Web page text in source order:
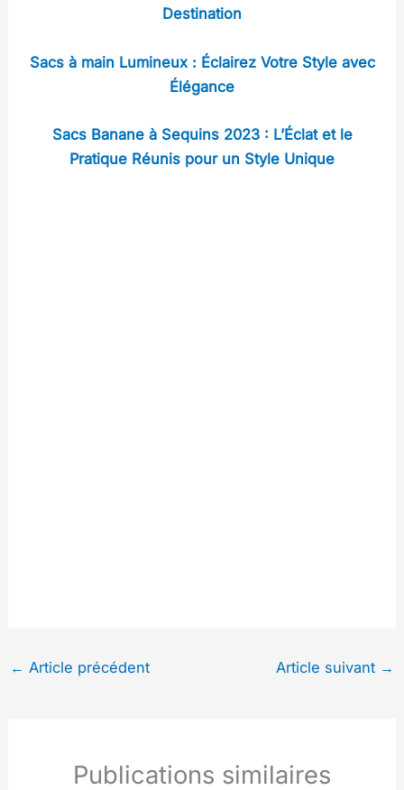
Destination
Sacs à main Lumineux : Éclairez Votre Style avec
Élégance
Sacs Banane à Sequins 2023 : L’Éclat et le
Pratique Réunis pour un Style Unique
← Article précédent Article suivant →
Publications similaires